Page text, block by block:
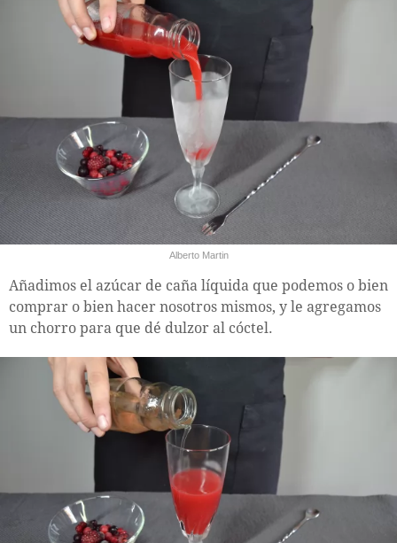
Alberto Martin
Añadimos el azúcar de caña líquida que podemos o bien
comprar o bien hacer nosotros mismos, y le agregamos
un chorro para que dé dulzor al cóctel.